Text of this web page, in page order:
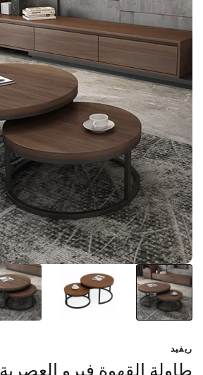
ريفيد
طاولة القهوة فيرو